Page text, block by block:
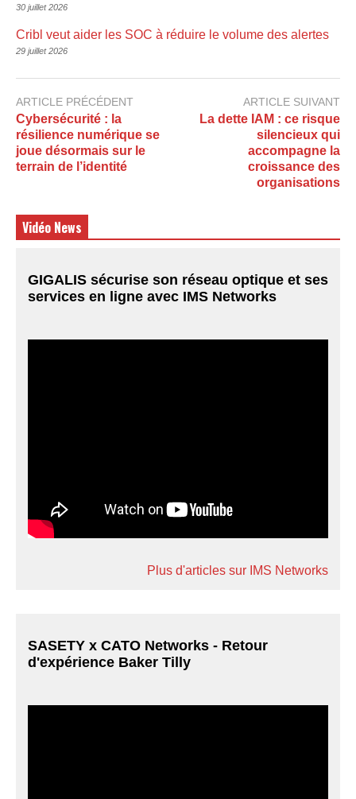
30 juillet 2026
Cribl veut aider les SOC à réduire le volume des alertes
29 juillet 2026
ARTICLE PRÉCÉDENT
Cybersécurité : la
résilience numérique se
joue désormais sur le
terrain de l’identité
ARTICLE SUIVANT
La dette IAM : ce risque
silencieux qui
accompagne la
croissance des
organisations
Vidéo News
GIGALIS sécurise son réseau optique et ses
services en ligne avec IMS Networks
Plus d'articles sur IMS Networks
SASETY x CATO Networks - Retour
d'expérience Baker Tilly